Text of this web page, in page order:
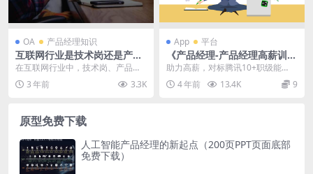
OA 产品经理知识
互联网行业是技术岗还是产品
经理或者产品运营岗呢？
在互联网行业中，技术岗、产品经
理和产品运营岗位都扮演着重要的
角色。然而，确定哪个...
3 年前 3.3K
App 平台
《产品经理-产品经理高薪训练
营》资源视频下载
助力高薪，对标腾讯10+职级能
力，成为能打能“赢”的产品人 用
户、数据、增长、商...
4 年前 13.4K 9
原型免费下载
人工智能产品经理的新起点（200页PPT页面底部
免费下载）